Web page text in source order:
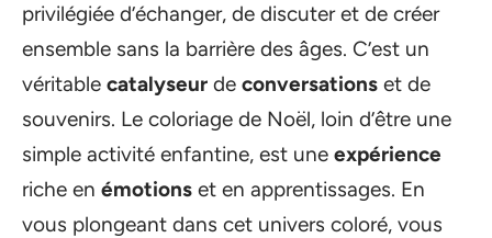
privilégiée d’échanger, de discuter et de créer
ensemble sans la barrière des âges. C’est un
véritable catalyseur de conversations et de
souvenirs. Le coloriage de Noël, loin d’être une
simple activité enfantine, est une expérience
riche en émotions et en apprentissages. En
vous plongeant dans cet univers coloré, vous